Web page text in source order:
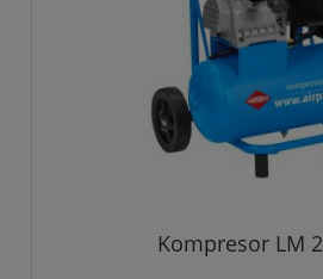
Kompresor LM